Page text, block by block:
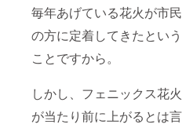
毎年あげている花火が市民
の方に定着してきたという
ことですから。
しかし、フェニックス花火
が当たり前に上がるとは言